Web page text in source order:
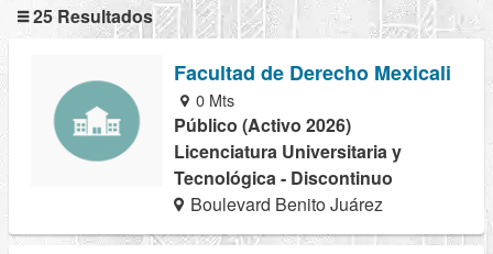
25 Resultados
Facultad de Derecho Mexicali
0 Mts
Público (Activo 2026)
Licenciatura Universitaria y
Tecnológica - Discontinuo
Boulevard Benito Juárez